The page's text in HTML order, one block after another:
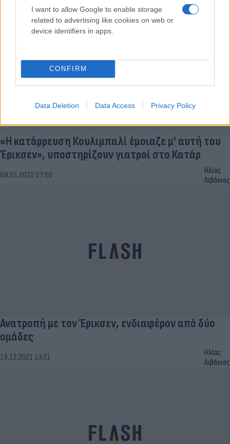
I want to allow Google to enable storage
related to advertising like cookies on web or
device identifiers in apps.
CONFIRM
Data Deletion Data Access Privacy Policy
«Η κατάρρευση Κουλιμπαλί έμοιαζε μ' αυτή του
Έρικσεν», υποστηρίζουν γιατροί στο Κατάρ
09.01.2022 07:50
Ηλίας
Λιβάνιος
Ανατροπή με τον Έρικσεν, ενδιαφέρον από δύο
ομάδες
18.12.2021 13:21
Ηλίας
Λιβάνιος